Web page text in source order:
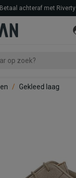
Betaal achteraf met Riverty
Gekleed laag